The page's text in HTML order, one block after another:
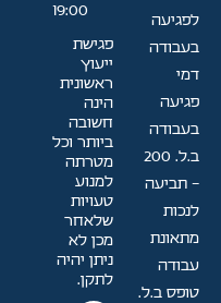
לפגיעה
בעבודה
דמי
פגיעה
בעבודה
ב.ל. 200
- תביעה
לנכות
מתאונת
עבודה
טופס ב.ל.
19:00
פגישת
ייעוץ
ראשונית
הינה
חשובה
ביותר וכל
מטרתה
למנוע
טעויות
שלאחר
מכן לא
ניתן יהיה
לתקן.